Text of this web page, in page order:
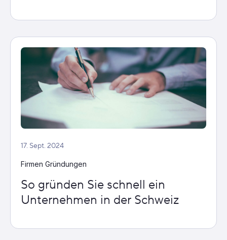
17. Sept. 2024
Firmen Gründungen
So gründen Sie schnell ein
Unternehmen in der Schweiz